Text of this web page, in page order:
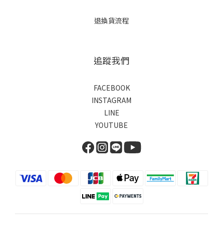
退換貨流程
追蹤我們
FACEBOOK
INSTAGRAM
LINE
YOUTUBE